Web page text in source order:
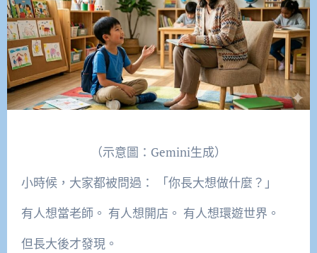
（示意圖：Gemini生成）
小時候，大家都被問過： 「你長大想做什麼？」
有人想當老師。 有人想開店。 有人想環遊世界。
但長大後才發現。